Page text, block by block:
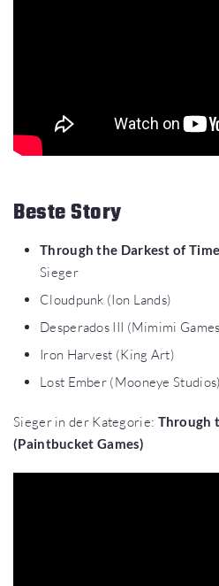
Beste Story
Through the Darkest of
Sieger
Cloudpunk (Ion Lands)
Desperados III (Mimimi
Iron Harvest (King Art)
Lost Ember (Mooneye Studios)
Sieger in der Kategorie: Through
(Paintbucket Games)